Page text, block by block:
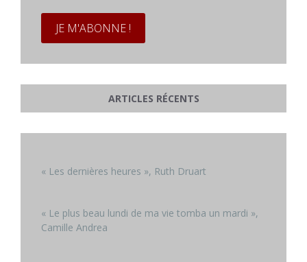
ARTICLES RÉCENTS
« Les dernières heures », Ruth Druart
« Le plus beau lundi de ma vie tomba un mardi »,
Camille Andrea